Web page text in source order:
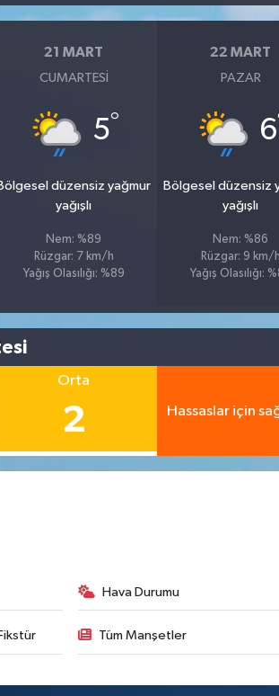
21 MART
CUMARTESI
5°
düzensiz yağmur
yağışlı
Nem: %89
Rüzgar: 7 km/h
Yağış Olasılığı: %89
22 MART
PAZAR
6
Bölgesel düzensiz
yağışlı
Nem: %86
Rüzgar: 9 km/h
Yağış Olasılığı:
Orta
2 Hassaslar için
Hava Durumu
Tüm Manşetler